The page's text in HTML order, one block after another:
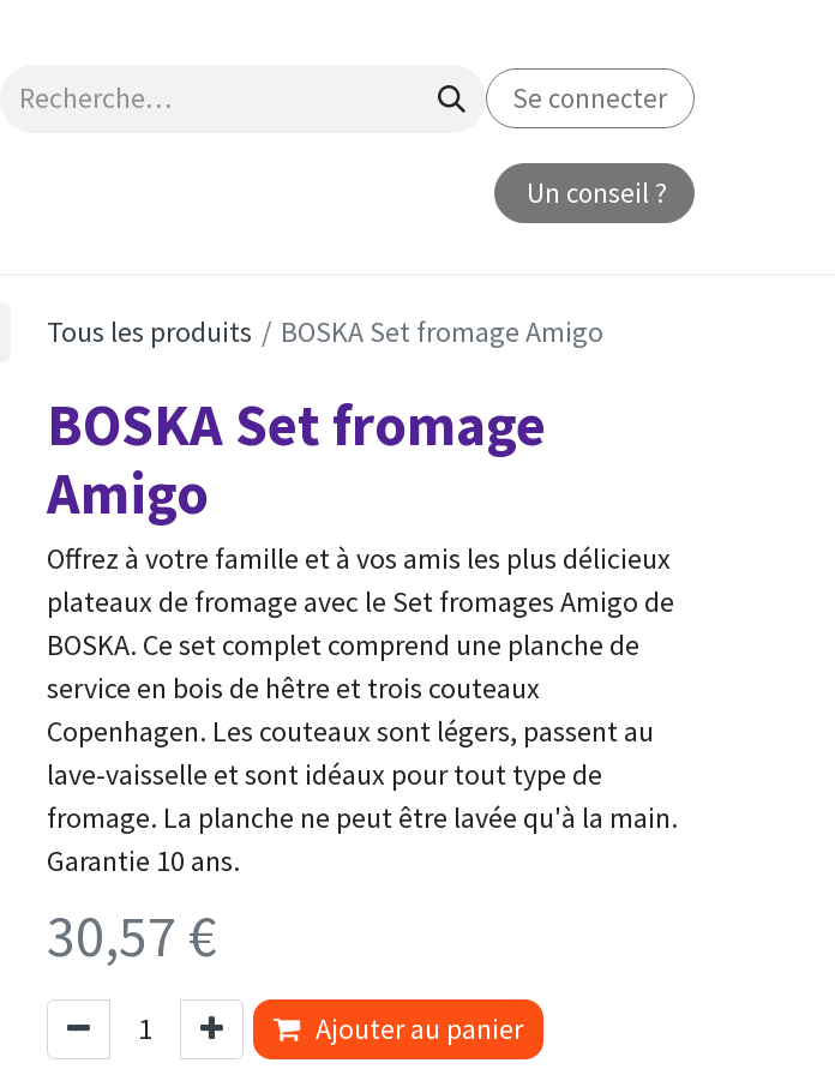
Se connecter
Un conseil ?
Tous les produits BOSKA Set fromage Amigo
BOSKA Set fromage
Amigo
Offrez à votre famille et à vos amis les plus délicieux
plateaux de fromage avec le Set fromages Amigo de
BOSKA. Ce set complet comprend une planche de
service en bois de hêtre et trois couteaux
Copenhagen. Les couteaux sont légers, passent au
lave-vaisselle et sont idéaux pour tout type de
fromage. La planche ne peut être lavée qu'à la main.
Garantie 10 ans.
30,57 €
Ajouter au panier